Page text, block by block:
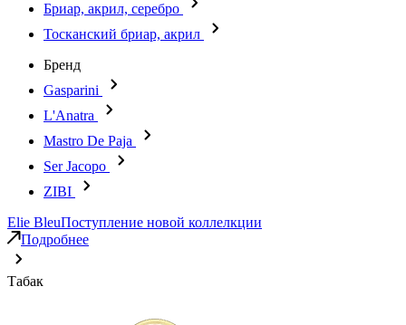
Бриар, акрил, серебро
Тосканский бриар, акрил
Бренд
Gasparini
L'Anatra
Mastro De Paja
Ser Jacopo
ZIBI
Elie BleuПоступление новой коллелкции
Подробнее
Табак